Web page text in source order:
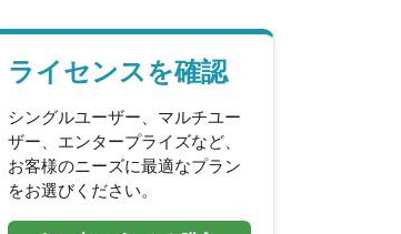
ライセンスを確認
シングルユーザー、マルチユー
ザー、エンタープライズなど、
お客様のニーズに最適なプラン
をお選びください。